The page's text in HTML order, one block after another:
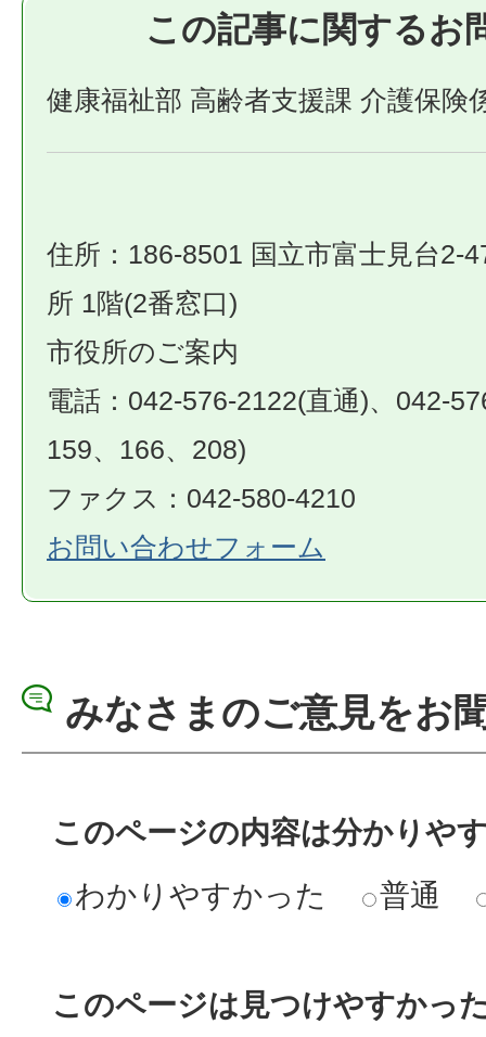
この記事に関するお
健康福祉部 高齢者支援課 介護保険
住所：186-8501 国立市富士見台2-
所 1階(2番窓口)
市役所のご案内
電話：042-576-2122(直通)、042-
159、166、208)
ファクス：042-580-4210
お問い合わせフォーム
みなさまのご意見をお
このページの内容は分かりや
わかりやすかった
普通
このページは見つけやすかっ